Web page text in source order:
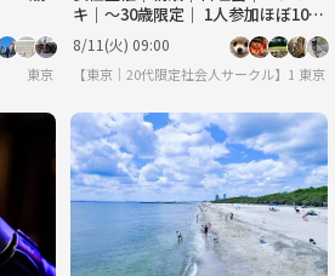
東京
キ｜〜30歳限定｜ 1人参加ほぼ10
0% ｜友達作り
8/11(火) 09:00
【東京｜20代限定社会人サークル】1人参
東京